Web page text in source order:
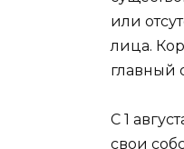
или
лица.
главный
С 1
свои